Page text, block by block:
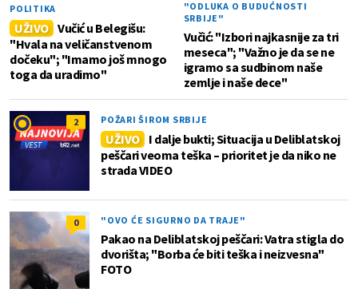
POLITIKA
UŽIVO Vučić u Belegišu:
"Hvala na veličanstvenom
dočeku"; "Imamo još mnogo
toga da uradimo"
"ODLUKA O BUDUĆNOSTI
SRBIJE"
Vučić: "Izbori najkasnije za tri
meseca"; "Važno je da se ne
igramo sa sudbinom naše
zemlje i naše dece"
2 POŽARI ŠIROM SRBIJE
UŽIVO
I dalje bukti; Situacija u Deliblatskoj
peščari veoma teška – prioritet je da niko ne
strada VIDEO
0 "OVO ĆE SIGURNO DA TRAJE"
Pakao na Deliblatskoj peščari: Vatra stigla do
dvorišta; "Borba će biti teška i neizvesna"
FOTO